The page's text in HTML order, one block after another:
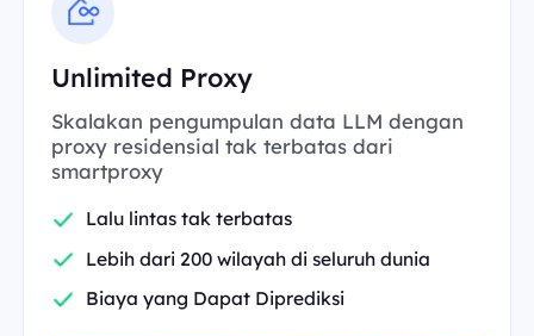
Unlimited Proxy
Skalakan pengumpulan data LLM dengan
proxy residensial tak terbatas dari
smartproxy
Lalu lintas tak terbatas
Lebih dari 200 wilayah di seluruh dunia
Biaya yang Dapat Diprediksi